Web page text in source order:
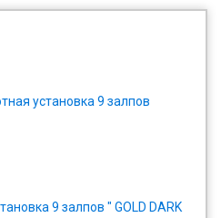
9 залпов " GOLD DARK